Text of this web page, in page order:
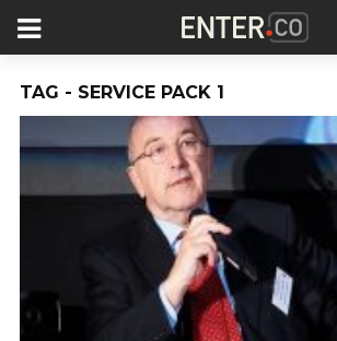
TAG - SERVICE PACK 1